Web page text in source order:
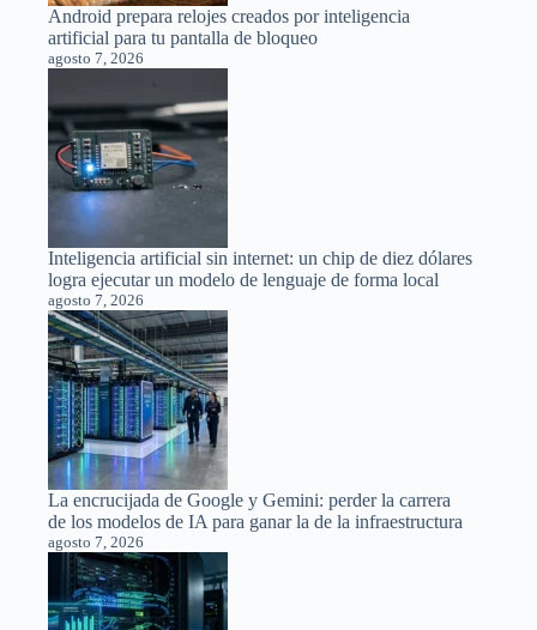
Android prepara relojes creados por inteligencia
artificial para tu pantalla de bloqueo
agosto 7, 2026
Inteligencia artificial sin internet: un chip de diez dólares
logra ejecutar un modelo de lenguaje de forma local
agosto 7, 2026
La encrucijada de Google y Gemini: perder la carrera
de los modelos de IA para ganar la de la infraestructura
agosto 7, 2026